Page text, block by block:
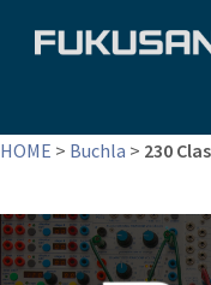
ツ
キ
ッ
HOME > Buchla > 230